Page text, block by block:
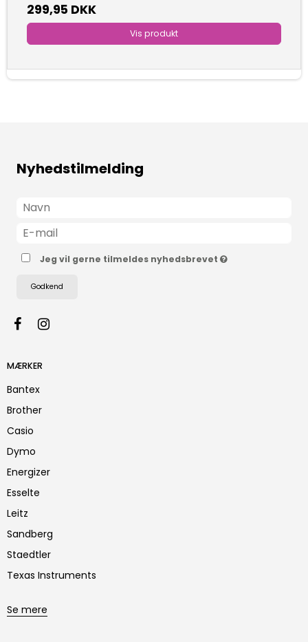
299,95 DKK
Vis produkt
Nyhedstilmelding
Jeg vil gerne tilmeldes nyhedsbrevet
Godkend
MÆRKER
Bantex
Brother
Casio
Dymo
Energizer
Esselte
Leitz
Sandberg
Staedtler
Texas Instruments
Se mere